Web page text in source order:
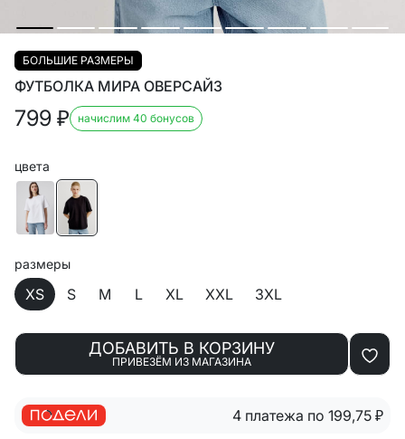
БОЛЬШИЕ РАЗМЕРЫ
ФУТБОЛКА МИРА ОВЕРСАЙЗ
799 ₽ начислим 40 бонусов
цвета
размеры
XS S M L XL XXL 3XL
ДОБАВИТЬ В КОРЗИНУ
ПРИВЕЗЁМ ИЗ МАГАЗИНА
4 платежа по 199,75 ₽